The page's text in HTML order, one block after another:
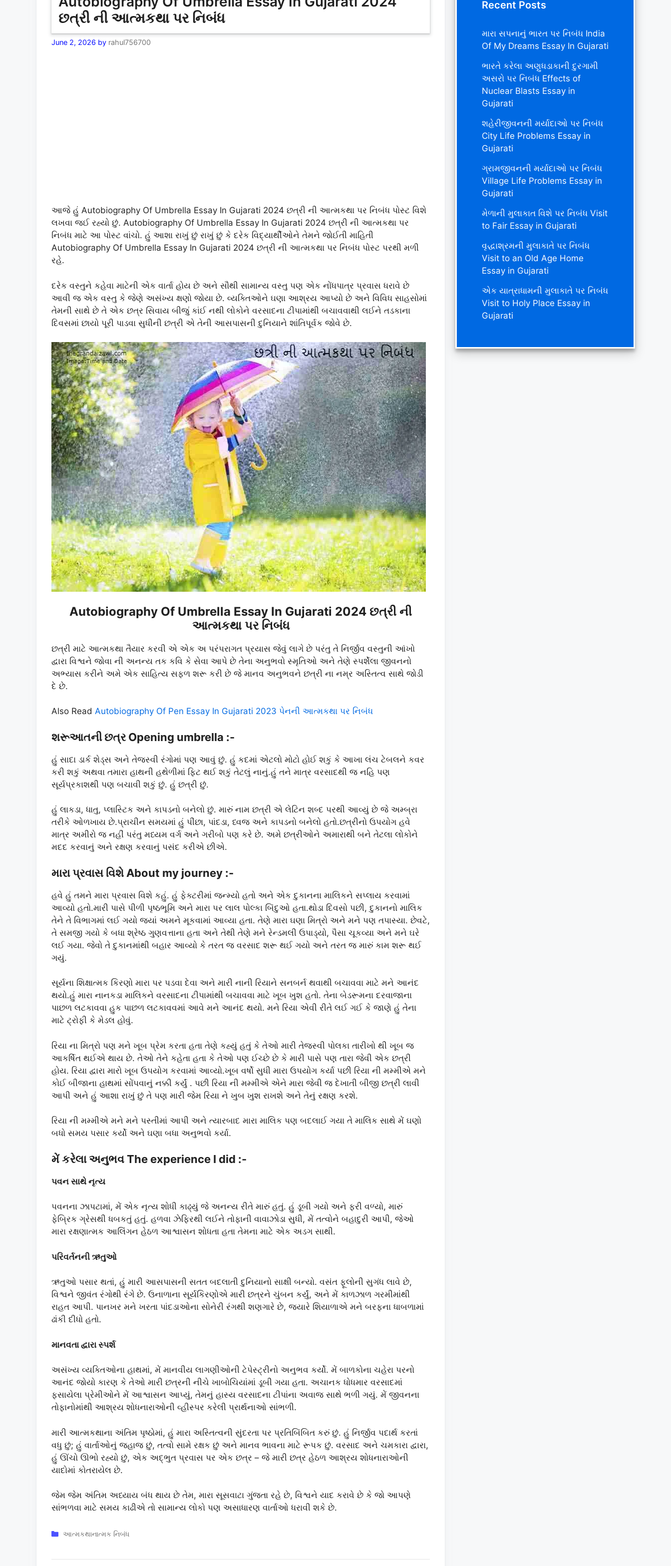
છત્રી ની આત્મકથા પર નિબંધ
June 2, 2026 by rahul756700
આજે હું Autobiography Of Umbrella Essay In Gujarati 2024 છત્રી ની આત્મકથા પર નિબંધ પોસ્ટ વિશે
લખવા જઈ રહ્યો છું. Autobiography Of Umbrella Essay In Gujarati 2024 છત્રી ની આત્મકથા પર
નિબંધ માટે આ પોસ્ટ વાંચો. હું આશા રાખું છું રાખું છું કે દરેક વિદ્યાર્થીઓને તેમને જોઈતી માહિતી
Autobiography Of Umbrella Essay In Gujarati 2024 છત્રી ની આત્મકથા પર નિબંધ પોસ્ટ પરથી મળી
રહે.
દરેક વસ્તુને કહેવા માટેની એક વાર્તા હોય છે અને સૌથી સામાન્ય વસ્તુ પણ એક નોંધપાત્ર પ્રવાસ ધરાવે છે
આવી જ એક વસ્તુ કે જેણે અસંખ્ય ક્ષણો જોયા છે. વ્યક્તિઓને ઘણા આશ્રય આપ્યો છે અને વિવિધ સાહસોમાં
તેમની સાથે છે તે એક છત્ર સિવાય બીજું કાંઈ નથી લોકોને વરસાદના ટીપામાંથી બચાવવાથી લઈને તડકાના
દિવસમાં છાયો પૂરી પાડવા સુધીની છત્રી એ તેની આસપાસની દુનિયાને શાંતિપૂર્વક જોવે છે.
Autobiography Of Umbrella Essay In Gujarati 2024 છત્રી ની
આત્મકથા પર નિબંધ
છત્રી માટે આત્મકથા તૈયાર કરવી એ એક અ પરંપરાગત પ્રયાસ જેવું લાગે છે પરંતુ તે નિર્જીવ વસ્તુની આંખો
દ્વારા વિશ્વને જોવા ની અનન્ય તક કવિ કે સેવા આપે છે તેના અનુભવો સ્મૃતિઓ અને તેણે સ્પર્શેલા જીવનનો
અભ્યાસ કરીને અમે એક સાહિત્ય સફળ શરૂ કરી છે જે માનવ અનુભવને છત્રી ના નમ્ર અસ્તિત્વ સાથે જોડી
દે છે.
Also Read Autobiography Of Pen Essay In Gujarati 2023 પેનની આત્મકથા પર નિબંધ
શરૂઆતની છત્ર Opening umbrella :-
હું સાદા ડાર્ક શેડ્સ અને તેજસ્વી રંગોમાં પણ આવું છું. હું કદમાં એટલો મોટો હોઈ શકું કે આખા લંચ ટેબલને કવર
કરી શકું અથવા તમારા હાથની હથેળીમાં ફિટ થઈ શકું તેટલું નાનું.હું તને માત્ર વરસાદથી જ નહિ પણ
સૂર્યપ્રકાશથી પણ બચાવી શકું છું. હું છત્રી છું.
હું લાકડા, ધાતુ, પ્લાસ્ટિક અને કાપડનો બનેલો છું. મારું નામ છત્રી એ લેટિન શબ્દ પરથી આવ્યું છે જે અમ્બ્રા
તરીકે ઓળખાય છે.પ્રાચીન સમયમાં હું પીંછા, પાંદડા, ધ્વજ અને કાપડનો બનેલો હતો.છત્રીનો ઉપયોગ હવે
માત્ર અમીરો જ નહીં પરંતુ મધ્યમ વર્ગ અને ગરીબો પણ કરે છે. અમે છત્રીઓને અમારાથી બને તેટલા લોકોને
મદદ કરવાનું અને રક્ષણ કરવાનું પસંદ કરીએ છીએ.
મારા પ્રવાસ વિશે About my journey :-
હવે હું તમને મારા પ્રવાસ વિશે કહું. હું ફેક્ટરીમાં જન્મ્યો હતો અને એક દુકાનના માલિકને સપ્લાય કરવામાં
આવ્યો હતો.મારી પાસે પીળી પૃષ્ઠભૂમિ અને મારા પર લાલ પોલ્કા બિંદુઓ હતા.થોડા દિવસો પછી, દુકાનનો માલિક
તેને તે વિભાગમાં લઈ ગયો જ્યાં અમને મૂકવામાં આવ્યા હતા. તેણે મારા ઘણા મિત્રો અને મને પણ તપાસ્યા. છેવટે,
તે સમજી ગયો કે બધા શ્રેષ્ઠ ગુણવત્તાના હતા અને તેથી તેણે મને રેન્ડમલી ઉપાડ્યો, પૈસા ચૂકવ્યા અને મને ઘરે
લઈ ગયા. જેવો તે દુકાનમાંથી બહાર આવ્યો કે તરત જ વરસાદ શરૂ થઈ ગયો અને તરત જ મારું કામ શરૂ થઈ
ગયું.
સૂર્યના શિક્ષાત્મક કિરણો મારા પર પડવા દેવા અને મારી નાની રિયાને સનબર્ન થવાથી બચાવવા માટે મને આનંદ
થયો.હું મારા નાનકડા માલિકને વરસાદના ટીપામાંથી બચાવવા માટે ખૂબ ખુશ હતો. તેના બેડરૂમના દરવાજાના
પાછળ લટકાવવા હુક પાછળ લટકાવવમાં આવે મને આનંદ થયો. મને રિયા એવી રીતે લઈ ગઈ કે જાણે હું તેના
માટે ટ્રોફી કે મેડલ હોવું.
રિયા ના મિત્રો પણ મને ખૂબ પ્રેમ કરતા હતા તેણે કહ્યું હતું કે તેઓ મારી તેજસ્વી પોલકા તારીખો થી ખૂબ જ
આકર્ષિત થઈએ થાય છે. તેઓ તેને કહેતા હતા કે તેઓ પણ ઈચ્છે છે કે મારી પાસે પણ તારા જેવી એક છત્રી
હોય. રિયા દ્વારા મારો ખૂબ ઉપયોગ કરવામાં આવ્યો.ખૂબ વર્ષો સુધી મારા ઉપયોગ કર્યા પછી રિયા ની મમ્મીએ મને
કોઈ બીજાના હાથમાં સોંપવાનું નક્કી કર્યું . પછી રિયા ની મમ્મીએ એને મારા જેવી જ દેખાતી બીજી છત્રી લાવી
આપી અને હું આશા રાખું છું તે પણ મારી જેમ રિયા ને ખુબ ખુશ રાખશે અને તેનું રક્ષણ કરશે.
રિયા ની મમ્મીએ મને મને પસ્તીમાં આપી અને ત્યારબાદ મારા માલિક પણ બદલાઈ ગયા તે માલિક સાથે મેં ઘણો
બધો સમય પસાર કર્યો અને ઘણા બધા અનુભવો કર્યા.
મેં કરેલા અનુભવ The experience I did :-
પવન સાથે નૃત્ય
પવનના ઝાપટામાં, મેં એક નૃત્ય શોધી કાઢ્યું જે અનન્ય રીતે મારું હતું. હું ડૂબી ગયો અને ફરી વળ્યો, મારું
ફેબ્રિક ગ્રેસથી ધબકતું હતું. હળવા ઝેફિરથી લઈને તોફાની વાવાઝોડા સુધી, મેં તત્વોને બહાદુરી આપી, જેઓ
મારા રક્ષણાત્મક આલિંગન હેઠળ આશ્વાસન શોધતા હતા તેમના માટે એક અડગ સાથી.
પરિવર્તનની ઋતુઓ
ઋતુઓ પસાર થતાં, હું મારી આસપાસની સતત બદલાતી દુનિયાનો સાક્ષી બન્યો. વસંત ફૂલોની સુગંધ લાવે છે,
વિશ્વને જીવંત રંગોથી રંગે છે. ઉનાળાના સૂર્યકિરણોએ મારી છત્રને ચુંબન કર્યું, અને મેં કાળઝાળ ગરમીમાંથી
રાહત આપી. પાનખર મને ખરતા પાંદડાઓના સોનેરી રંગથી શણગારે છે, જ્યારે શિયાળાએ મને બરફના ધાબળામાં
ઢાંકી દીધો હતો.
માનવતા દ્વારા સ્પર્શ
અસંખ્ય વ્યક્તિઓના હાથમાં, મેં માનવીય લાગણીઓની ટેપેસ્ટ્રીનો અનુભવ કર્યો. મેં બાળકોના ચહેરા પરનો
આનંદ જોયો કારણ કે તેઓ મારી છત્રની નીચે ખાબોચિયાંમાં ડૂબી ગયા હતા. અચાનક ધોધમાર વરસાદમાં
ફસાયેલા પ્રેમીઓને મેં આશ્વાસન આપ્યું, તેમનું હાસ્ય વરસાદના ટીપાંના અવાજ સાથે ભળી ગયું. મેં જીવનના
તોફાનોમાંથી આશ્રય શોધનારાઓની વ્હીસ્પર કરેલી પ્રાર્થનાઓ સાંભળી.
મારી આત્મકથાના અંતિમ પૃષ્ઠોમાં, હું મારા અસ્તિત્વની સુંદરતા પર પ્રતિબિંબિત કરું છું. હું નિર્જીવ પદાર્થ કરતાં
વધુ છું; હું વાર્તાઓનું જહાજ છું, તત્વો સામે રક્ષક છું અને માનવ ભાવના માટે રૂપક છું. વરસાદ અને ચમકારા દ્વારા,
હું ઊંચો ઊભો રહ્યો છું, એક અદ્ભુત પ્રવાસ પર એક છત્ર – જે મારી છત્ર હેઠળ આશ્રય શોધનારાઓની
યાદોમાં કોતરાયેલ છે.
જેમ જેમ અંતિમ અધ્યાય બંધ થાય છે તેમ, મારા સૂસવાટા ગુંજતા રહે છે, વિશ્વને યાદ કરાવે છે કે જો આપણે
સાંભળવા માટે સમય કાઢીએ તો સામાન્ય લોકો પણ અસાધારણ વાર્તાઓ ધરાવી શકે છે.
Categories
આત્મકથાનાત્મક નિબંધ
Recent Posts
મારા સપનાનું ભારત પર નિબંધ India
Of My Dreams Essay In Gujarati
ભારતે કરેલા અણુધડાકાની દુરગામી
અસરો પર નિબંધ Effects of
Nuclear Blasts Essay in
Gujarati
શહેરીજીવનની મર્યાદાઓ પર નિબંધ
City Life Problems Essay in
Gujarati
ગ્રામજીવનની મર્યાદાઓ પર નિબંધ
Village Life Problems Essay in
Gujarati
મેળાની મુલાકાત વિશે પર નિબંધ Visit
to Fair Essay in Gujarati
વૃદ્ધાશ્રમની મુલાકાતે પર નિબંધ
Visit to an Old Age Home
Essay in Gujarati
એક યાત્રાધામની મુલાકાતે પર નિબંધ
Visit to Holy Place Essay in
Gujarati